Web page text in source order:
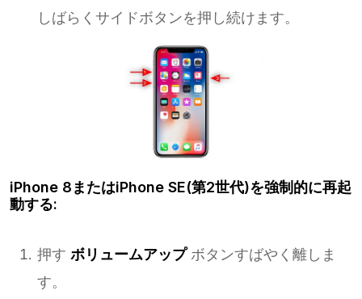
しばらくサイドボタンを押し続けます。
iPhone 8またはiPhone SE(第2世代)を強制的に再起
動する:
押す ボリュームアップボタンすばやく離しま
す。